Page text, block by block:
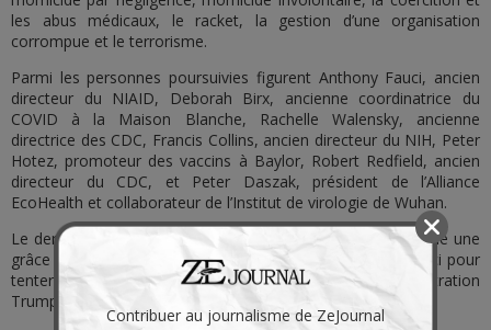
les abus médicaux, le racket, la gestion d’une organisation
corrompue et le terrorisme.
Parmi les personnes poursuivies figurent Anthony Fauci, ancien
directeur du NIAID, Deborah Birx, ancienne coordinatrice du
COVID à la Maison Blanche, Rachelle Walensky, ancienne
directrice des CDC, Francis Collins, ancien directeur du NIH, Peter
Hotez, promoteur des vaccins à Baylor, Robert Redfield, ancien
directeur du CDC, et Peter Daszak, président de l’Alliance
EcoHealth et collaborateur de l’Institut de virologie de Wuhan.
Le dernier jour de son mandat, le président Biden a accordé une
grâce préventive largement sans précédent à Anthony Fauci pour
tenter de le protéger des poursuites de la future administration
Trump.
Contribuer au journalisme de ZeJournal